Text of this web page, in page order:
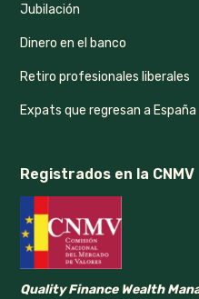
Jubilación
Dinero en el banco
Retiro profesionales liberales
Expats que regresan a España
Registrados en la CNMV
Quality Finance Wealth